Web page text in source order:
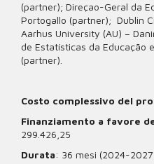
(partner); Direçao-Geral da
Portogallo (partner); Dublin
Aarhus University (AU) –
de Estatísticas da Educação
(partner).
Costo complessivo del
Finanziamento a favore
299.426,25
Durata: 36 mesi (2024-